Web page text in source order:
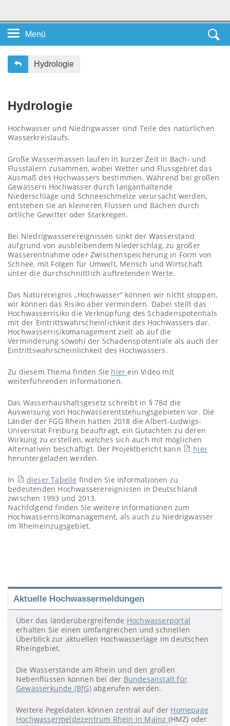
Menü
Startseite DE
Service
Leichte Sprache
Hydrologie
Hydrologie
Hochwasser und Niedrigwasser sind Teile des natürlichen
Wasserkreislaufs.
Große Wassermassen laufen in kurzer Zeit in Bach- und
Flusstälern zusammen, wobei Wetter und Flussgebiet das
Ausmaß des Hochwassers bestimmen. Während bei großen
Gewässern Hochwasser durch langanhaltende
Niederschläge und Schneeschmelze verursacht werden,
entstehen sie an kleineren Flüssen und Bächen durch
örtliche Gewitter oder Starkregen.
Bei Niedrigwasserereignissen sinkt der Wasserstand
aufgrund von ausbleibendem Niederschlag, zu großer
Wasserentnahme oder Zwischenspeicherung in Form von
Schnee, mit Folgen für Umwelt, Mensch und Wirtschaft
unter die durchschnittlich auftretenden Werte.
Das Naturereignis „Hochwasser“ können wir nicht stoppen,
wir können das Risiko aber vermindern. Dabei stellt das
Hochwasserrisiko die Verknüpfung des Schadenspotentials
mit der Eintrittswahrscheinlichkeit des Hochwassers dar.
Hochwasserrisikomanagement zielt ab auf die
Verminderung sowohl der Schadenspotentiale als auch der
Eintrittswahrscheinlichkeit des Hochwassers.
Zu diesem Thema finden Sie hierein Video mit
weiterführenden Informationen.
Das Wasserhaushaltsgesetz schreibt in § 78d die
Ausweisung von Hochwasserentstehungsgebieten vor. Die
Länder der FGG Rhein hatten 2018 die Albert-Ludwigs-
Universität Freiburg beauftragt, ein Gutachten zu deren
Wirkung zu erstellen, welches sich auch mit möglichen
Alternativen beschäftigt. Der Projektbericht kann
hier
heruntergeladen werden.
In dieser Tabelle finden Sie Informationen zu
bedeutenden Hochwasserereignissen in Deutschland
zwischen 1993 und 2013.
Nachfolgend finden Sie weitere Informationen zum
Hochwasserrisikomanagement, als auch zu Niedrigwasser
im Rheineinzugsgebiet.
Aktuelle Hochwassermeldungen
Über das länderübergreifende Hochwasserportal
erhalten Sie einen umfangreichen und schnellen
Überblick zur aktuellen Hochwasserlage im deutschen
Rheingebiet.
Die Wasserstände am Rhein und den großen
Nebenflüssen können bei der Bundesanstalt für
Gewässerkunde (BfG)abgerufen werden.
Weitere Pegeldaten können zentral auf der Homepage
Hochwassermeldezentrum Rhein in Mainz (HMZ) oder